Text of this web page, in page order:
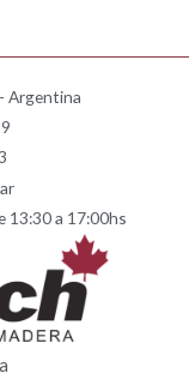
Argentina
13:30 a 17:00hs